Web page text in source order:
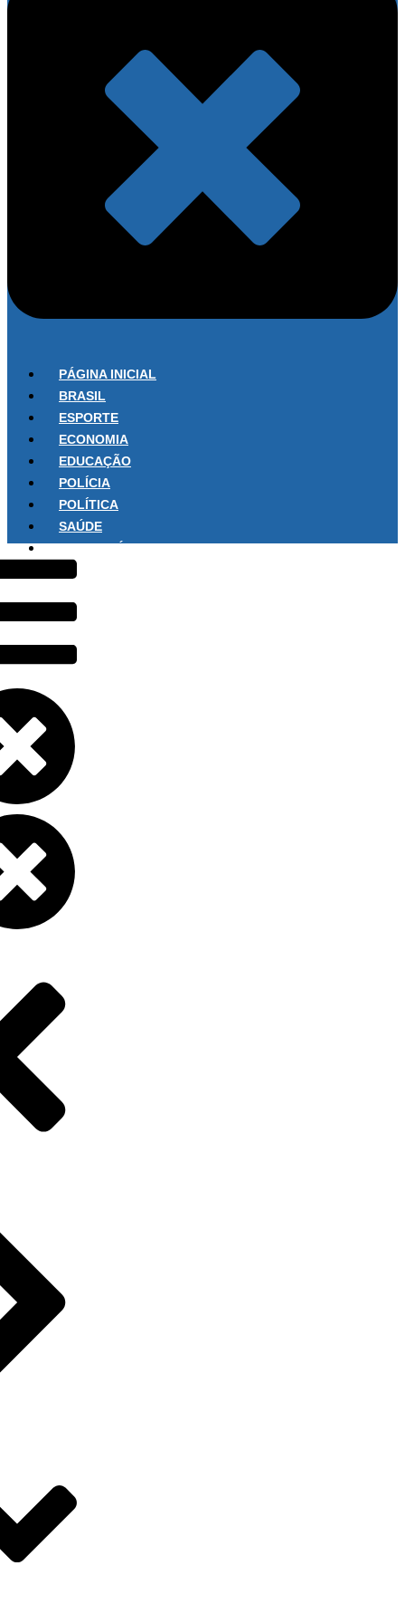
PÁGINA INICIAL
BRASIL
ESPORTE
ECONOMIA
EDUCAÇÃO
POLÍCIA
POLÍTICA
SAÚDE
SOBRE NÓS